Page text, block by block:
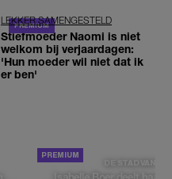
LEKKER SAMENGESTELD
Stiefmoeder Naomi is niet
welkom bij verjaardagen:
'Hun moeder wil niet dat ik
er ben'
DE STAD VAN